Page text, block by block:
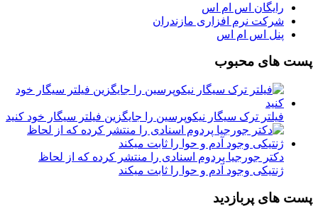
رایگان اس ام اس
شرکت نرم افزاری مازندران
پنل اس ام اس
پست های محبوب
فیلتر ترک سیگار نیکوپرسین را جایگزین فیلتر سیگار خود کنید
دکتر جورجیا پردوم اسنادی را منتشر کرده که از لحاظ
ژنتیکی وجود آدم و حوا را ثابت میکند
پست های پربازدید